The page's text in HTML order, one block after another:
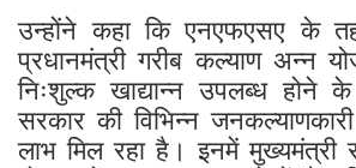
उन्होंने कहा कि एनएफएसए के
प्रधानमंत्री गरीब कल्याण अन्न
निःशुल्क खाद्यान्न उपलब्ध होने
सरकार की विभिन्न
लाभ मिल रहा है। इनमें मुख्यमंत्री